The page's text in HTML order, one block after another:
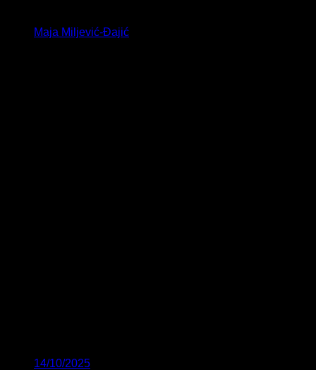
Maja Miljević-Đajić
14/10/2025